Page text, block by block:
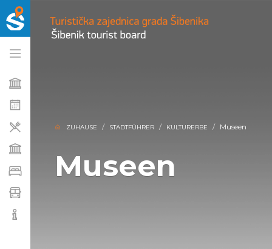
ZUHAUSE STADTFÜHRER KULTURERBE Museen
Museen